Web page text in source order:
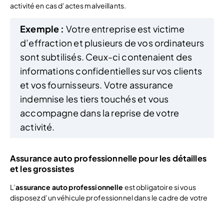
activité en cas d’actes malveillants.
Exemple : Votre entreprise est victime
d’effraction et plusieurs de vos ordinateurs
sont subtilisés. Ceux-ci contenaient des
informations confidentielles sur vos clients
et vos fournisseurs. Votre assurance
indemnise les tiers touchés et vous
accompagne dans la reprise de votre
activité.
Assurance auto professionnelle pour les détailles
et les grossistes
L’assurance auto professionnelle est obligatoire si vous
disposez d’un véhicule professionnel dans le cadre de votre